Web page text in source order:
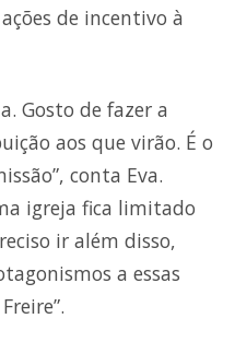
de incentivo à
Gosto de fazer a
aos que virão. É o
conta Eva.
igreja fica limitado
ir além disso,
a essas